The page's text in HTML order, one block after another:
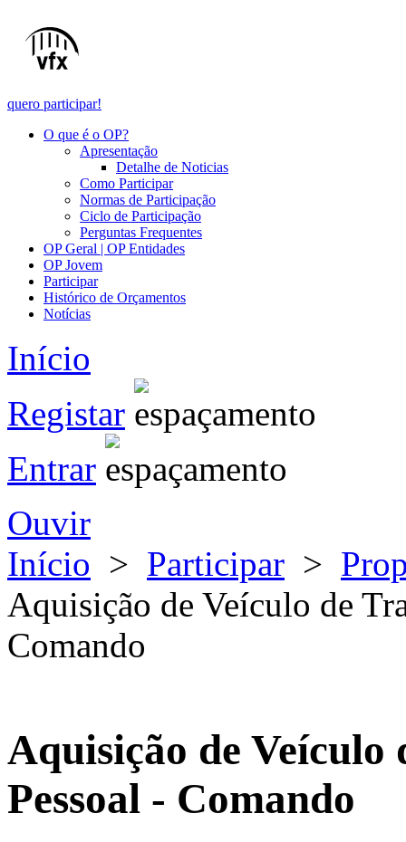
quero participar!
O que é o OP?
Apresentação
Detalhe de Noticias
Como Participar
Normas de Participação
Ciclo de Participação
Perguntas Frequentes
OP Geral | OP Entidades
OP Jovem
Participar
Histórico de Orçamentos
Notícias
Início
Registar
Entrar
Ouvir
Início > Participar >
Aquisição de Veículo de
Comando
Aquisição de Veículo
Pessoal - Comando